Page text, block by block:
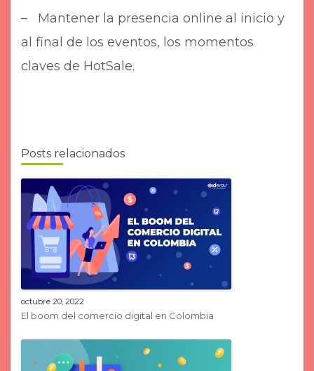
–
Mantener la presencia online al inicio y
al final de los eventos, los momentos
claves de HotSale.
Posts relacionados
octubre 20, 2022
El boom del comercio digital en Colombia